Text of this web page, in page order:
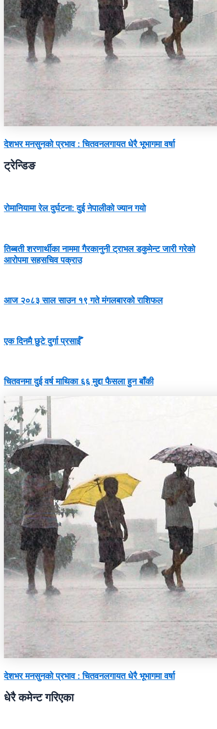
देशभर मनसुनको प्रभाव : चितवनलगायत धेरै भूभागमा वर्षा
ट्रेन्डिङ
रोमानियामा रेल दुर्घटना: दुई नेपालीको ज्यान गयो
तिब्बती शरणार्थीका नाममा गैरकानुनी ट्राभल डकुमेन्ट जारी गरेको
आरोपमा सहसचिव पक्राउ
आज २०८३ साल साउन १९ गते मंगलबारको राशिफल
एक दिनमै छुटे दुर्गा प्रसाईँ
चितवनमा दुई वर्ष माथिका ६६ मुद्दा फैसला हुन बाँकी
देशभर मनसुनको प्रभाव : चितवनलगायत धेरै भूभागमा वर्षा
धेरै कमेन्ट गरिएका